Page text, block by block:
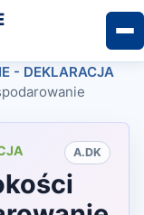
- DEKLARACJA
A.DK